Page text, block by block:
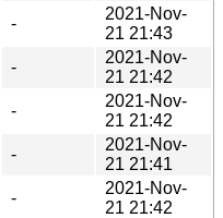
-
2021-Nov-
21 21:43
-
2021-Nov-
21 21:42
-
2021-Nov-
21 21:42
-
2021-Nov-
21 21:41
-
2021-Nov-
21 21:42